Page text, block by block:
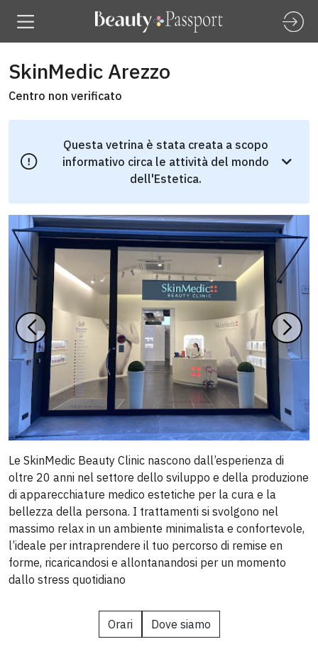
SkinMedic Arezzo
Centro non verificato
Questa vetrina è stata creata a scopo
informativo circa le attività del mondo
dell'Estetica.
Le SkinMedic Beauty Clinic nascono dall’esperienza di
oltre 20 anni nel settore dello sviluppo e della produzione
di apparecchiature medico estetiche per la cura e la
bellezza della persona. I trattamenti si svolgono nel
massimo relax in un ambiente minimalista e confortevole,
l’ideale per intraprendere il tuo percorso di remise en
forme, ricaricandosi e allontanandosi per un momento
dallo stress quotidiano
Orari Dove siamo